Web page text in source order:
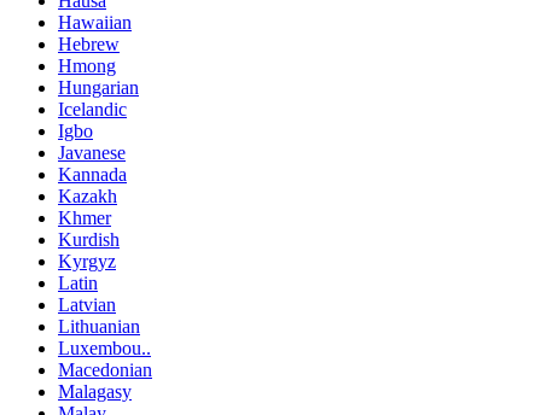
Hawaiian
Hebrew
Hmong
Hungarian
Icelandic
Igbo
Javanese
Kannada
Kazakh
Khmer
Kurdish
Kyrgyz
Latin
Latvian
Lithuanian
Luxembou..
Macedonian
Malagasy